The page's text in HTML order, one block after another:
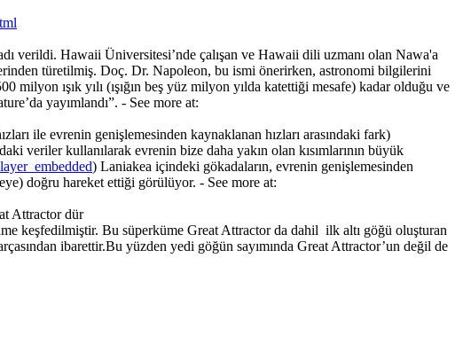
verildi. Hawaii Üniversitesi’nde çalışan ve Hawaii dili uzmanı olan Nawa'a
türetilmiş. Doç. Dr. Napoleon, bu ismi önerirken, astronomi bilgilerini
milyon ışık yılı (ışığın beş yüz milyon yılda katettiği mesafe) kadar olduğu ve
yayımlandı”. - See more at:
ile evrenin genişlemesinden kaynaklanan hızları arasındaki fark)
veriler kullanılarak evrenin bize daha yakın olan kısımlarının büyük
) Laniakea içindeki gökadaların, evrenin genişlemesinden
doğru hareket ettiği görülüyor. - See more at:
Attractor dür
keşfedilmiştir. Bu süperküme Great Attractor da dahil ilk altı göğü oluşturan
ibarettir.Bu yüzden yedi göğün sayımında Great Attractor’un değil de